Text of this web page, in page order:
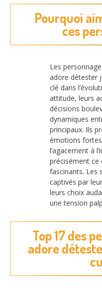
Pourquoi
ces
Les
adore détester
clé dans
attitude, leurs
décisions
dynamiques
principaux. Ils
émotions
l’agacement à
précisément ce
fascinants. Les
captivés par
leurs choix
une tension
Top 17 des
adore